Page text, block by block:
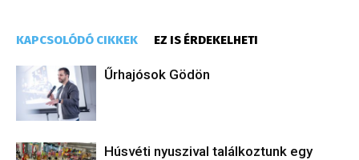
KAPCSOLÓDÓ CIKKEK EZ IS ÉRDEKELHETI
Űrhajósok Gödön
Húsvéti nyuszival találkoztunk egy